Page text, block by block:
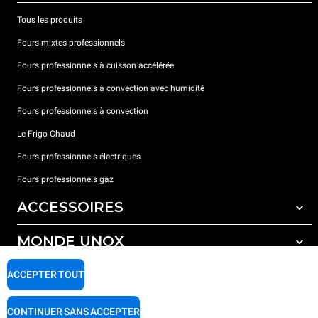
Tous les produits
Fours mixtes professionnels
Fours professionnels à cuisson accélérée
Fours professionnels à convection avec humidité
Fours professionnels à convection
Le Frigo Chaud
Fours professionnels électriques
Fours professionnels gaz
ACCESSOIRES
Tous les accessoires
Détergents pour lavage automatique
Détergents pour lavage manuel
Traitement de l'eau avec filtres à résine
MONDE UNOX
Nos bureaux dans le monde
SUPPORT
Garantie Unox
ACCEPTER TOUT
CONTINUER SANS ACCEPTER